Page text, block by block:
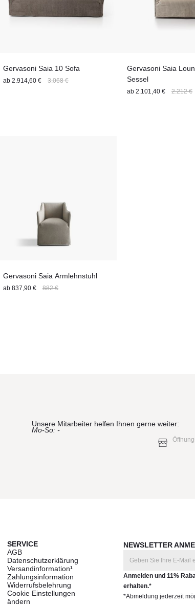
Gervasoni Saia 10 Sofa
ab 2.914,60 € 3.068 €
Gervasoni Saia
Sessel
ab 2.101,40 € 2.212 €
Gervasoni Saia Armlehnstuhl
ab 837,90 € 882 €
Unsere Mitarbeiter helfen Ihnen gerne weiter:
Mo-So: -
SERVICE
AGB
Datenschutzerklärung
Versandinformation¹
Zahlungsinformation
Widerrufsbelehrung
Cookie Einstellungen
ändern
NEWSLETTER
Anmelden und 11%
erhalten.*
*Abmeldung jederzeit